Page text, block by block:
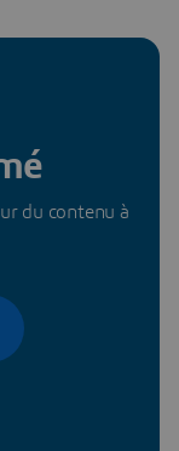
du contenu à